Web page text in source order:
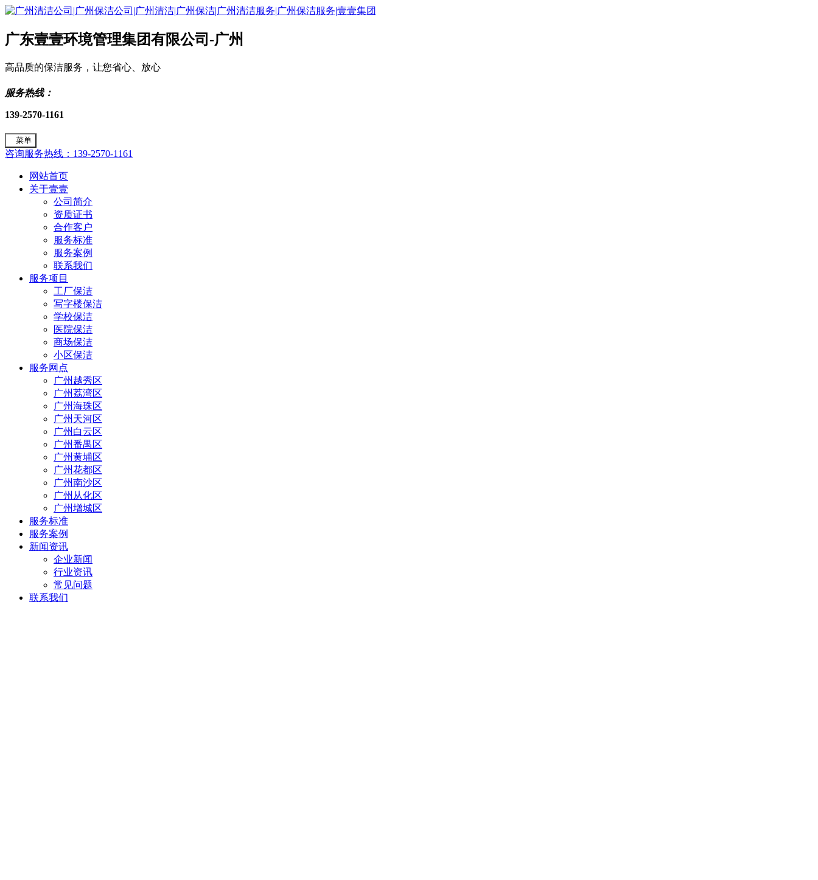
广东壹壹环境管理集团有限公司-广州
高品质的保洁服务，让您省心、放心
服务热线：
139-2570-1161
菜单
咨询服务热线：139-2570-1161
网站首页
关于壹壹
公司简介
资质证书
合作客户
服务标准
服务案例
联系我们
服务项目
工厂保洁
写字楼保洁
学校保洁
医院保洁
商场保洁
小区保洁
服务网点
广州越秀区
广州荔湾区
广州海珠区
广州天河区
广州白云区
广州番禺区
广州黄埔区
广州花都区
广州南沙区
广州从化区
广州增城区
服务标准
服务案例
新闻资讯
企业新闻
行业资讯
常见问题
联系我们